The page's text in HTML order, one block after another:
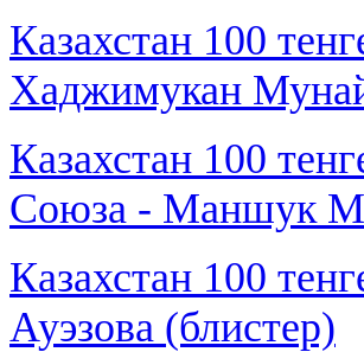
Казахстан 100
Хаджимукан
Казахстан 100
Союза - Маншук
Казахстан 100
Ауэзова (блистер)